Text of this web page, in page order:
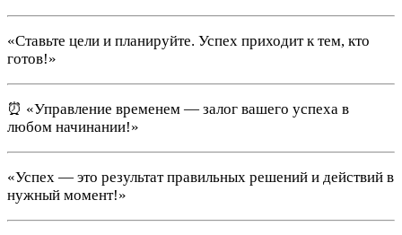
«Ставьте цели и планируйте. Успех приходит к тем, кто
готов!»
⏰ «Управление временем — залог вашего успеха в
любом начинании!»
«Успех — это результат правильных решений и действий в
нужный момент!»